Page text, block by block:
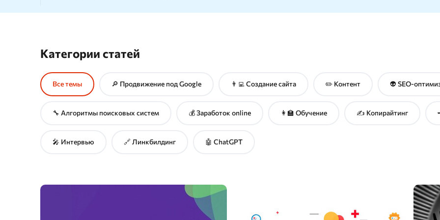
Проверка позиций сайта
SERM
Проверка индексации
Сбор Wordstat
Текстовый анализатор
Метасканер
Категории статей
Все темы 🔎 Продвижение под Google 👨‍💻 Создание сайта ✏️ Контент 👽 SEO-
🔧 Алгоритмы поисковых систем 💰 Заработок online 👩‍🏫 Обучение ✍️ Копирайтинг
🎤 Интервью 🔗 Линкбилдинг 🤖 ChatGPT